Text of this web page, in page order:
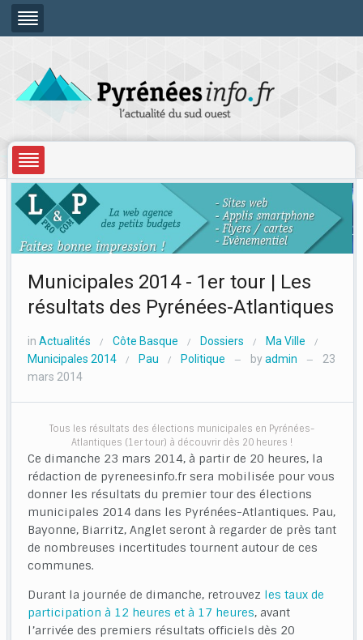
Municipales 2014 - 1er tour | Les
résultats des Pyrénées-Atlantiques
inActualités / Côte Basque / Dossiers / Ma Ville /
Municipales 2014 / Pau / Politique — byadmin —
23
mars 2014
Tous les résultats des élections municipales en Pyrénées-
Atlantiques (1er tour) à découvrir dès 20 heures !
Ce dimanche 23 mars 2014, à partir de 20 heures, la
rédaction de pyreneesinfo.fr sera mobilisée pour vous
donner les résultats du premier tour des élections
municipales 2014 dans les Pyrénées-Atlantiques. Pau,
Bayonne, Biarritz, Anglet seront à regarder de près tant
de nombreuses incertitudes tournent autour de ces
communes.
Durant la journée de dimanche, retrouvez les taux de
participation à 12 heures et à 17 heures, avant
l’arrivée des premiers résultats officiels dès 20